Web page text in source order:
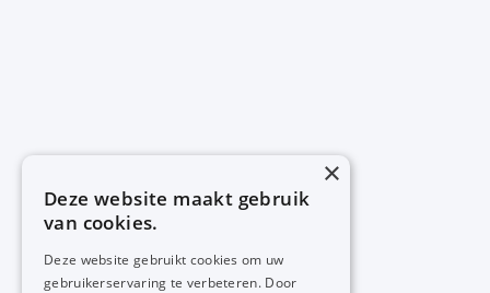
×
Deze website maakt gebruik
van cookies.
Deze website gebruikt cookies om uw
gebruikerservaring te verbeteren. Door